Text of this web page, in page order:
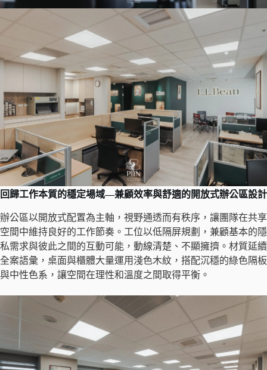
回歸工作本質的穩定場域—兼顧效率與舒適的開放式辦公區設計
辦公區以開放式配置為主軸，視野通透而有秩序，讓團隊在共享
空間中維持良好的工作節奏。工位以低隔屏規劃，兼顧基本的隱
私需求與彼此之間的互動可能，動線清楚、不顯擁擠。材質延續
全案語彙，桌面與櫃體大量運用淺色木紋，搭配沉穩的綠色隔板
與中性色系，讓空間在理性和溫度之間取得平衡。